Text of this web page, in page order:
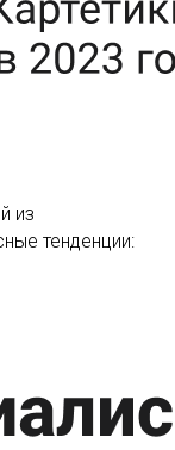
из
тенденции: